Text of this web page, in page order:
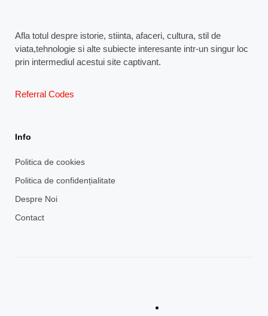
Afla totul despre istorie, stiinta, afaceri, cultura, stil de
viata,tehnologie si alte subiecte interesante intr-un singur loc
prin intermediul acestui site captivant.
Referral Codes
Info
Politica de cookies
Politica de confidențialitate
Despre Noi
Contact